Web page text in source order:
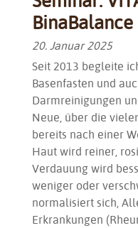
BinaBalance
Seit 2013 begleite
Basenfasten und
Darmreinigungen
Neue, über die
bereits nach einer
Haut wird reiner,
Verdauung wird
weniger oder
normalisiert sich,
Erkrankungen
20. Januar 2025